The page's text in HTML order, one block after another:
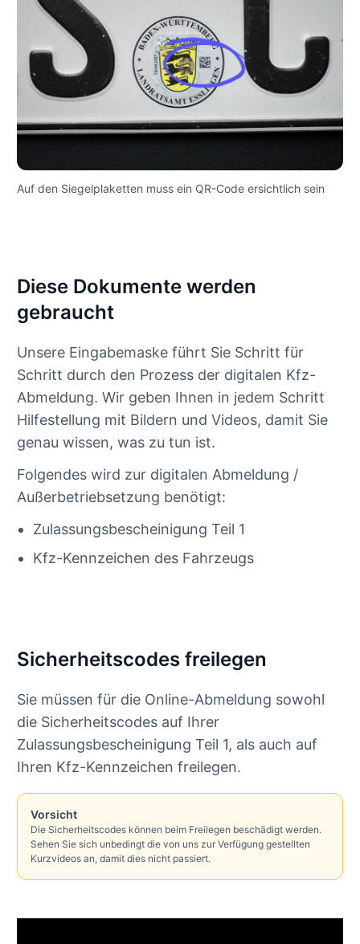
Auf den Siegelplaketten muss ein QR-Code ersichtlich sein
Diese Dokumente werden
gebraucht
Unsere Eingabemaske führt Sie Schritt für
Schritt durch den Prozess der digitalen Kfz-
Abmeldung. Wir geben Ihnen in jedem Schritt
Hilfestellung mit Bildern und Videos, damit Sie
genau wissen, was zu tun ist.
Folgendes wird zur digitalen Abmeldung /
Außerbetriebsetzung benötigt:
Zulassungsbescheinigung Teil 1
Kfz-Kennzeichen des Fahrzeugs
Sicherheitscodes freilegen
Sie müssen für die Online-Abmeldung sowohl
die Sicherheitscodes auf Ihrer
Zulassungsbescheinigung Teil 1, als auch auf
Ihren Kfz-Kennzeichen freilegen.
Vorsicht
Die Sicherheitscodes können beim Freilegen beschädigt werden.
Sehen Sie sich unbedingt die von uns zur Verfügung gestellten
Kurzvideos an, damit dies nicht passiert.